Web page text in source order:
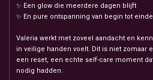
✨ Een glow die meerdere dagen blijft
✨ En pure ontspanning van begin tot einde
Valeria werkt met zoveel aandacht en
in veilige handen voelt. Dit is niet zomaar
een reset, een echte self-care moment
nodig hadden.